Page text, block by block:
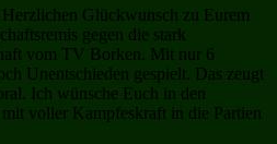
Glückwunsch zu Eurem
gegen die stark
vom TV Borken. Mit nur 6
Unentschieden gespielt. Das zeugt
Ich wünsche Euch in den
voller Kampfeskraft in die Partien